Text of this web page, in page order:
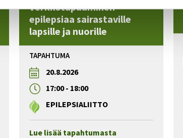
Verkkotapaaminen
epilepsiaa sairastaville
lapsille ja nuorille
TAPAHTUMA
20.8.2026
17:00- 18:00
EPILEPSIALIITTO
Lue lisää tapahtumasta